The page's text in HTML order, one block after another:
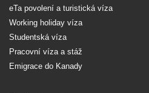
eTa povolení a turistická víza
Working holiday víza
Studentská víza
Pracovní víza a stáž
Emigrace do Kanady